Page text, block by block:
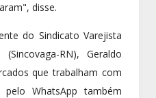
disse.
do Sindicato Varejista
RN), Geraldo
que trabalham com
WhatsApp também